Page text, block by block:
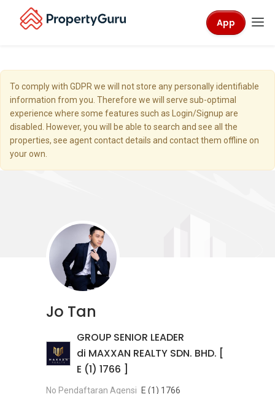
App
To comply with GDPR we will not store any personally identifiable
information from you. Therefore we will serve sub-optimal
experience where some features such as Login/Signup are
disabled. However, you will be able to search and see all the
properties, see agent contact details and contact them offline on
your own.
Jo Tan
GROUP SENIOR LEADER
di MAXXAN REALTY SDN. BHD. [
E (1) 1766 ]
No Pendaftaran Agensi E (1) 1766